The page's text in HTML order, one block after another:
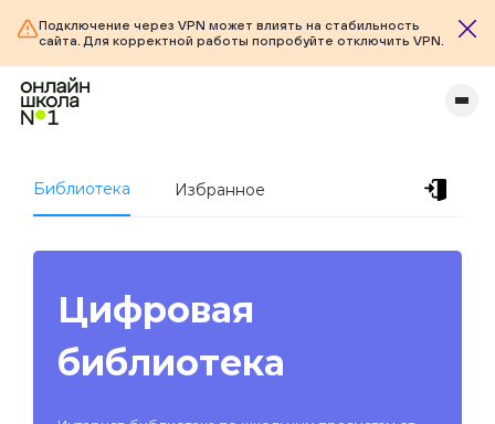
Подключение через VPN может влиять на стабильность
сайта. Для корректной работы попробуйте отключить VPN.
Библиотека Избранное
Цифровая
библиотека